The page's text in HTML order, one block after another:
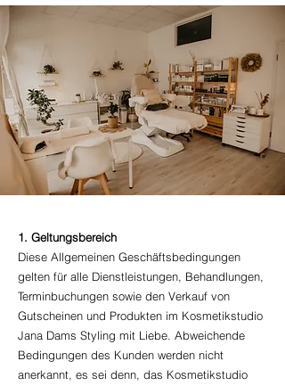
1. Geltungsbereich
Diese Allgemeinen Geschäftsbedingungen
gelten für alle Dienstleistungen, Behandlungen,
Terminbuchungen sowie den Verkauf von
Gutscheinen und Produkten im Kosmetikstudio
Jana Dams Styling mit Liebe. Abweichende
Bedingungen des Kunden werden nicht
anerkannt, es sei denn, das Kosmetikstudio